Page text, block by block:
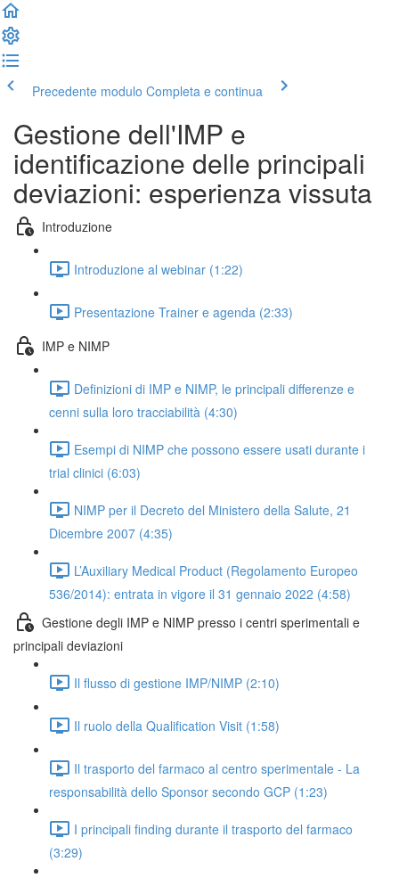
Precedente modulo Completa e continua
Gestione dell'IMP e
identificazione delle principali
deviazioni: esperienza vissuta
Introduzione
Introduzione al webinar (1:22)
Presentazione Trainer e agenda (2:33)
IMP e NIMP
Definizioni di IMP e NIMP, le principali differenze e
cenni sulla loro tracciabilità (4:30)
Esempi di NIMP che possono essere usati durante i
trial clinici (6:03)
NIMP per il Decreto del Ministero della Salute, 21
Dicembre 2007 (4:35)
L’Auxiliary Medical Product (Regolamento Europeo
536/2014): entrata in vigore il 31 gennaio 2022 (4:58)
Gestione degli IMP e NIMP presso i centri sperimentali e
principali deviazioni
Il flusso di gestione IMP/NIMP (2:10)
Il ruolo della Qualification Visit (1:58)
Il trasporto del farmaco al centro sperimentale - La
responsabilità dello Sponsor secondo GCP (1:23)
I principali finding durante il trasporto del farmaco
(3:29)